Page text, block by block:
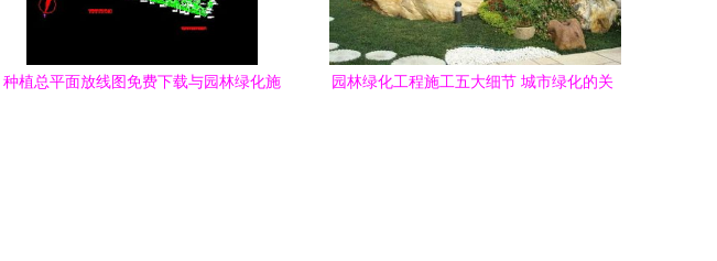
种植总平面放线图免费下载与园林绿化施
园林绿化工程施工五大细节 城市绿化的关